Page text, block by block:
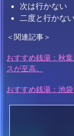
次は行か
二度と行か
＜関連記事＞
おすすめ銭湯：秋
スが至高。
おすすめ銭湯：池